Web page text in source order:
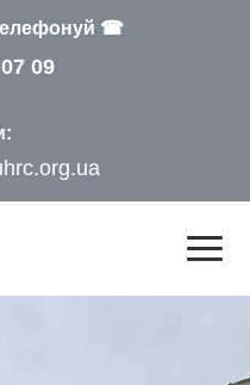
☎
09